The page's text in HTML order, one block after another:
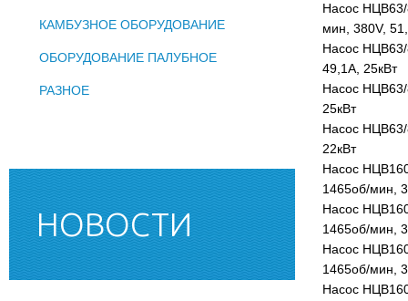
КАМБУЗНОЕ ОБОРУДОВАНИЕ
ОБОРУДОВАНИЕ ПАЛУБНОЕ
РАЗНОЕ
НОВОСТИ
Насос
мин, 380V,
Насос
49,1А, 25кВт
Насос
25кВт
Насос
22кВт
Насос
1465об/мин,
Насос
1465об/мин,
Насос
1465об/мин,
Насос